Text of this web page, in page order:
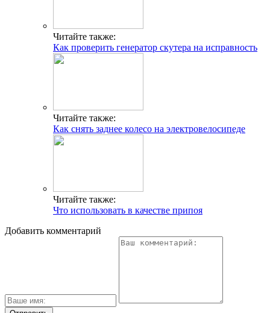
Читайте также:
Как проверить генератор скутера на исправность
Читайте также:
Как снять заднее колесо на электровелосипеде
Читайте также:
Что использовать в качестве припоя
Добавить комментарий